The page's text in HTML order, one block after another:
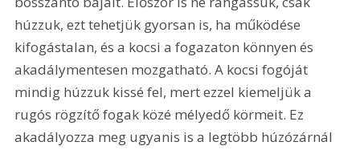
húzzuk, ezt tehetjük gyorsan is, ha működése
kifogástalan, és a kocsi a fogazaton könnyen és
akadálymentesen mozgatható. A kocsi fogóját
mindig húzzuk kissé fel, mert ezzel kiemeljük a
rugós rögzítő fogak közé mélyedő körmeit. Ez
akadályozza meg ugyanis is a legtöbb húzózárnál